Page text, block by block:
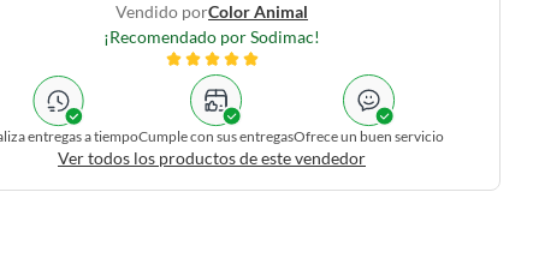
Vendido porColor Animal
¡Recomendado por Sodimac!
entregas a tiempoCumple con sus entregasOfrece un buen servicio
Ver todos los productos de este vendedor